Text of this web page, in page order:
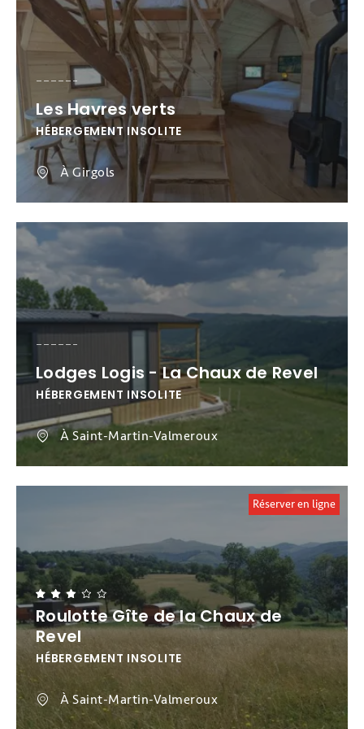
Les Havres verts
HÉBERGEMENT INSOLITE
À Girgols
Lodges Logis - La Chaux de Revel
HÉBERGEMENT INSOLITE
À Saint-Martin-Valmeroux
Réserver en ligne
Roulotte Gîte de la Chaux de
Revel
HÉBERGEMENT INSOLITE
À Saint-Martin-Valmeroux